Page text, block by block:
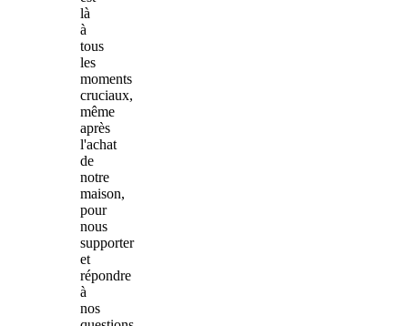
là
à
tous
les
moments
cruciaux,
même
après
l'achat
de
notre
maison,
pour
nous
supporter
et
répondre
à
nos